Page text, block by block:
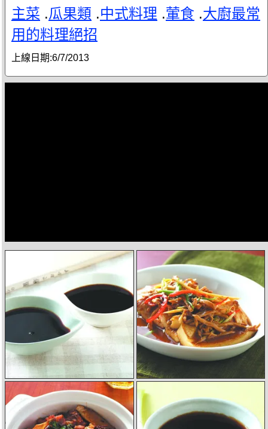
主菜 .瓜果類 .中式料理 .葷食 .大廚最常
用的料理絕招
上線日期:6/7/2013